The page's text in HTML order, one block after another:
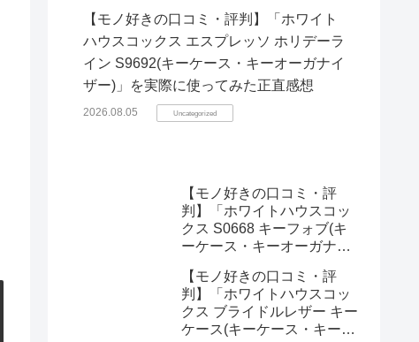
【モノ好きの口コミ・評判】「ホワイト
ハウスコックス エスプレッソ ホリデーラ
イン S9692(キーケース・キーオーガナイ
ザー)」を実際に使ってみた正直感想
2026.08.05 Uncategorized
【モノ好きの口コミ・評
判】「ホワイトハウスコッ
クス S0668 キーフォブ(キ
ーケース・キーオーガナイ
正直感想
【モノ好きの口コミ・評
判】「ホワイトハウスコッ
クス ブライドルレザー キー
ケース(キーケース・キーオ